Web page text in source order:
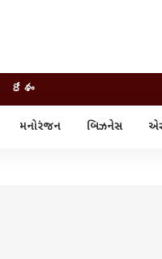
దేశం
મનોરંજન બિઝનેસ